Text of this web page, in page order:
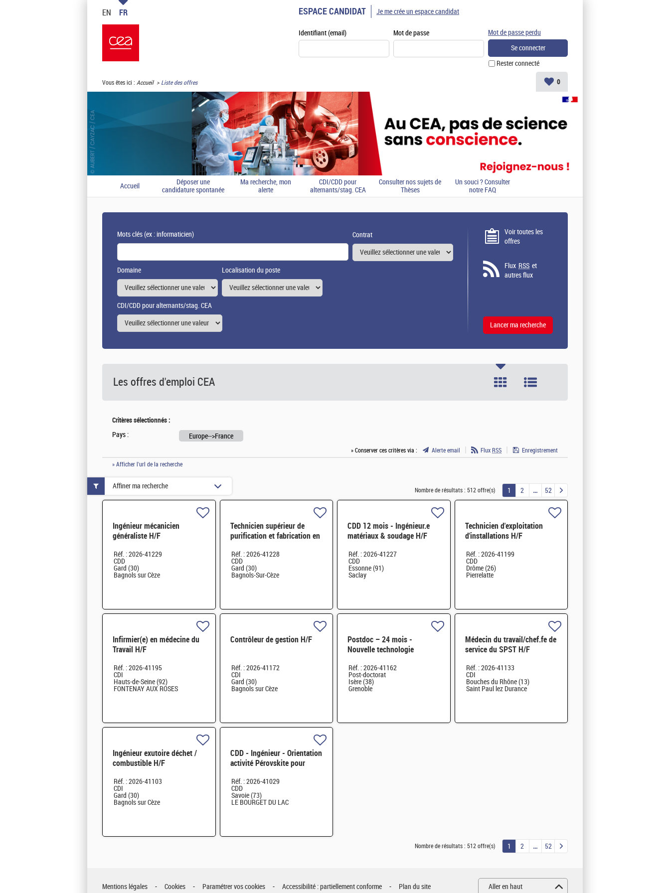
EN FR ESPACE CANDIDAT
Identifiant (email) Mot de passe
Rester connecté
Mot de passe perdu
Je me crée un espace candidat
Vous êtes ici : Accueil Liste des offres 0
Accueil
Déposer une
candidature spontanée
Ma recherche, mon
alerte
CDI/CDD pour
alternants/stag. CEA
Consulter nos sujets de
Thèses
Un souci ? Consulter
notre FAQ
Mots clés(ex : informaticien) Contrat
Domaine Localisation du poste
CDI/CDD pour alternants/stag. CEA
Voir toutes les
offres
Flux RSS et
autres flux
Les offres d'emploi CEA
Critères sélectionnés :
Pays : Europe-->France
» Conserver ces critères via : Alerte email Flux RSS
Enregistrement
» Afficher l'url de la recherche
Nombre de résultats : 512 offre(s) 1 2 52
Ingénieur mécanicien
généraliste H/F
Réf. : 2026-41229
CDD
Gard (30)
Bagnols sur Cèze
Technicien supérieur de
purification et fabrication en
Réf. : 2026-41228
CDD
Gard (30)
Bagnols-Sur-Cèze
CDD 12 mois - Ingénieur.e
matériaux & soudage H/F
Réf. : 2026-41227
CDD
Essonne (91)
Saclay
Technicien d'exploitation
d'installations H/F
Réf. : 2026-41199
CDD
Drôme (26)
Pierrelatte
Infirmier(e) en médecine du
Travail H/F
Réf. : 2026-41195
CDI
Hauts-de-Seine (92)
FONTENAY AUX ROSES
Contrôleur de gestion H/F
Réf. : 2026-41172
CDI
Gard (30)
Bagnols sur Cèze
Postdoc – 24 mois -
Nouvelle technologie
H/F
Réf. : 2026-41162
Post-doctorat
Isère (38)
Grenoble
Médecin du travail/chef.fe de
service du SPST H/F
Réf. : 2026-41133
CDI
Bouches du Rhône (13)
Saint Paul lez Durance
Ingénieur exutoire déchet /
combustible H/F
Réf. : 2026-41103
CDI
Gard (30)
Bagnols sur Cèze
CDD - Ingénieur - Orientation
activité Pérovskite pour
Réf. : 2026-41029
CDD
Savoie (73)
LE BOURGET DU LAC
Affiner ma recherche
Nombre de résultats : 512 offre(s) 1 2 52
Mentions légales Cookies Paramétrer vos cookies Accessibilité : partiellement conforme Plan du site Aller en haut